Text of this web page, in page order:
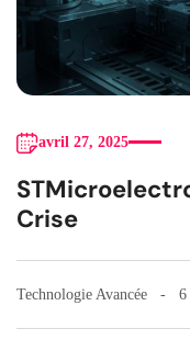
avril 27, 2025
Crise
Technologie Avancée 6